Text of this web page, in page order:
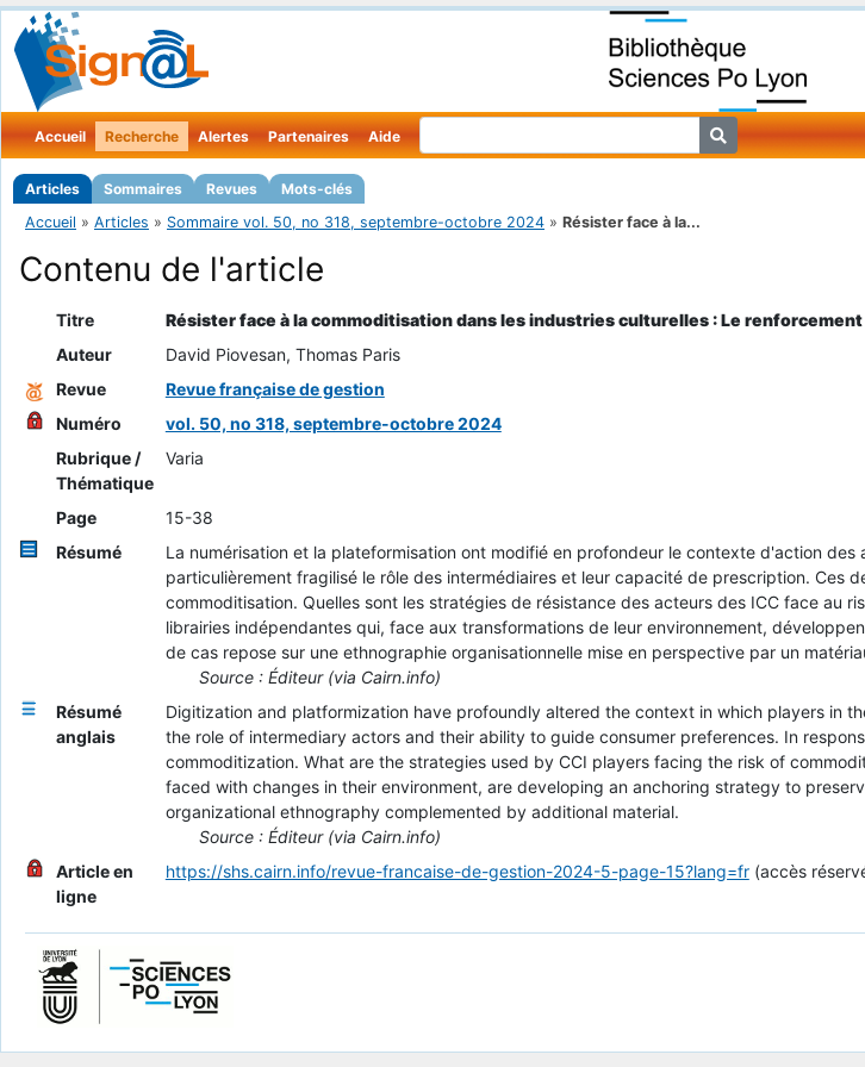
Accueil Recherche
Articles Sommaires Revues Mots-clés
Alertes Partenaires Aide
Accueil » Articles » Sommaire vol. 50, no 318, septembre-octobre 2024 » Résister face à la...
Contenu de l'article
Titre
Résister face à la commoditisation dans les industries culturelles : Le
Auteur
David Piovesan, Thomas Paris
Revue
Revue française de gestion
Numéro
vol. 50, no 318, septembre-octobre 2024
Rubrique /
Thématique
Varia
Page
15-38
Résumé
La numérisation et la plateformisation ont modifié en profondeur le contexte d'action
particulièrement fragilisé le rôle des intermédiaires et leur capacité de prescription.
commoditisation. Quelles sont les stratégies de résistance des acteurs des ICC face au
librairies indépendantes qui, face aux transformations de leur environnement,
de cas repose sur une ethnographie organisationnelle mise en perspective par un
Source : Éditeur (via Cairn.info)
Résumé
anglais
Digitization and platformization have profoundly altered the context in which players in
the role of intermediary actors and their ability to guide consumer preferences. In
commoditization. What are the strategies used by CCI players facing the risk of
faced with changes in their environment, are developing an anchoring strategy to
organizational ethnography complemented by additional material.
Source : Éditeur (via Cairn.info)
Article en
ligne
https://shs.cairn.info/revue-francaise-de-gestion-2024-5-page-15?lang=fr(accès